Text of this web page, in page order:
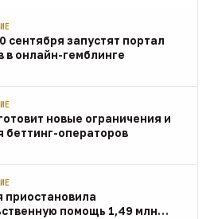
сентября запустят портал
в онлайн-гемблинге
новые ограничения и
беттинг-операторов
приостановила
помощь 1,49 млн